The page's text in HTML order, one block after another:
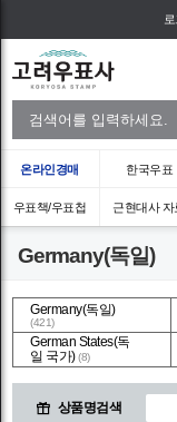
온라인경매 한국우표
우표책/우표첩 근현대사 자
Germany(독일)
Germany(독일)
(421)
German States(독
일 국가)(8)
상품명검색